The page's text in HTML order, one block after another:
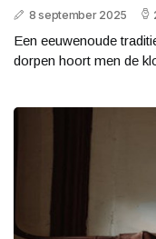
8 september 2025
Een eeuwenoude
dorpen hoort men de